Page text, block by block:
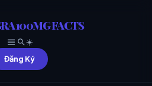
☀️
100MG FACTS
Đăng Ký